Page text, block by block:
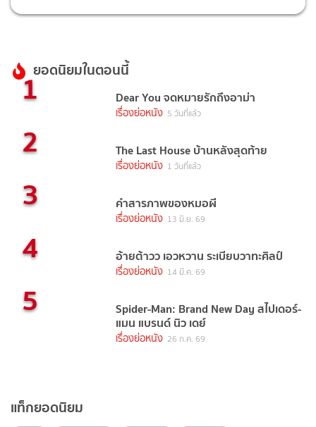
ยอดนิยมในตอนนี้
1 Dear You จดหมายรักถึงอาม่า
เรื่องย่อหนัง 5 วันที่แล้ว
2 The Last House บ้านหลังสุดท้าย
เรื่องย่อหนัง 1 วันที่แล้ว
3 คำสารภาพของหมอผี
เรื่องย่อหนัง 13 มิ.ย. 69
4 อ้ายต้าวว เอวหวาน ระเบียบวาทะศิลป์
เรื่องย่อหนัง 14 มี.ค. 69
5 Spider-Man: Brand New Day สไปเดอร์-
แมน แบรนด์ นิว เดย์
เรื่องย่อหนัง 26 ก.ค. 69
แท็กยอดนิยม